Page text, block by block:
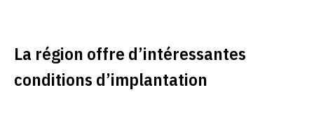
La région offre d’intéressantes
conditions d’implantation